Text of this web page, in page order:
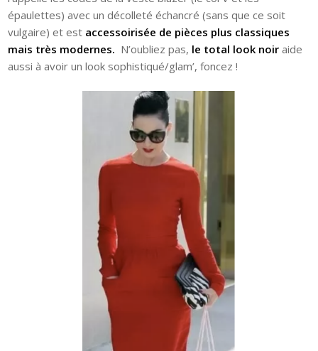
épaulettes) avec un décolleté échancré (sans que ce soit
vulgaire) et est accessoirisée de pièces plus classiques
mais très modernes. N’oubliez pas, le total look noir aide
aussi à avoir un look sophistiqué/glam’, foncez !